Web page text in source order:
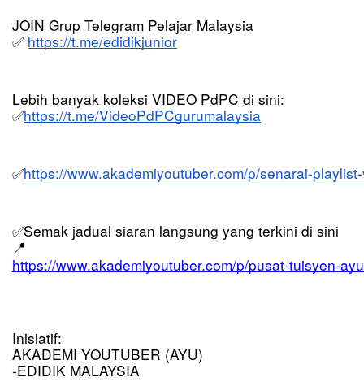
JOIN Grup Telegram Pelajar Malaysia
✅ https://t.me/edidikjunior
Lebih banyak koleksi VIDEO PdPC di sini:
✅https://t.me/VideoPdPCgurumalaysia
✅https://www.akademiyoutuber.com/p/senarai-
✅Semak jadual siaran langsung yang terkini di sini
📍
https://www.akademiyoutuber.com/p/pusat-tuisyen-
Inisiatif:
AKADEMI YOUTUBER (AYU)
-EDIDIK MALAYSIA